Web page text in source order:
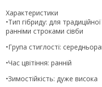
Характеристики
•Тип гібриду: для
ранніми строками сівби
•Група стиглості:
•Час цвітіння: ранній
•Зимостійкість: дуже висока